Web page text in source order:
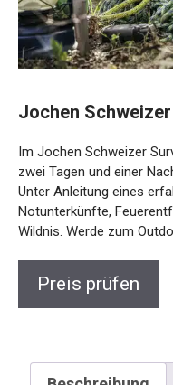
Jochen
Im Jochen Schweizer
zwei Tagen und einer
Überlebenstechniken.
Guides meisterst du
Nahrungssuche in der
Preis prüfen
Beschreibung